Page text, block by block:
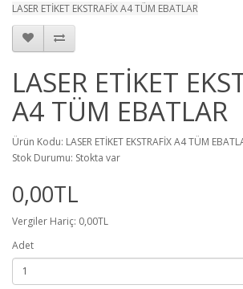
LASER ETİKET EKSTRAFİX A4 TÜM EBATLAR
LASER ETİKET
A4 TÜM EBATLAR
Ürün Kodu: LASER ETİKET EKSTRAFİX A4 TÜM
Stok Durumu: Stokta var
0,00TL
Vergiler Hariç: 0,00TL
Adet